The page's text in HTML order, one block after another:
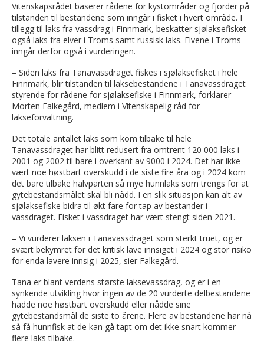
Vitenskapsrådet baserer rådene for kystområder og fjorder på
tilstanden til bestandene som inngår i fisket i hvert område. I
tillegg til laks fra vassdrag i Finnmark, beskatter sjølaksefisket
også laks fra elver i Troms samt russisk laks. Elvene i Troms
inngår derfor også i vurderingen.
– Siden laks fra Tanavassdraget fiskes i sjølaksefisket i hele
Finnmark, blir tilstanden til laksebestandene i Tanavassdraget
styrende for rådene for sjølaksefiske i Finnmark, forklarer
Morten Falkegård, medlem i Vitenskapelig råd for
lakseforvaltning.
Det totale antallet laks som kom tilbake til hele
Tanavassdraget har blitt redusert fra omtrent 120 000 laks i
2001 og 2002 til bare i overkant av 9000 i 2024. Det har ikke
vært noe høstbart overskudd i de siste fire åra og i 2024 kom
det bare tilbake halvparten så mye hunnlaks som trengs for at
gytebestandsmålet skal bli nådd. I en slik situasjon kan alt av
sjølaksefiske bidra til økt fare for tap av bestander i
vassdraget. Fisket i vassdraget har vært stengt siden 2021.
– Vi vurderer laksen i Tanavassdraget som sterkt truet, og er
svært bekymret for det kritisk lave innsiget i 2024 og stor risiko
for enda lavere innsig i 2025, sier Falkegård.
Tana er blant verdens største laksevassdrag, og er i en
synkende utvikling hvor ingen av de 20 vurderte delbestandene
hadde noe høstbart overskudd eller nådde sine
gytebestandsmål de siste to årene. Flere av bestandene har nå
så få hunnfisk at de kan gå tapt om det ikke snart kommer
flere laks tilbake.